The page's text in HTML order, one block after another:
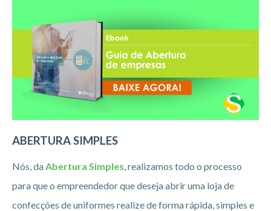
ABERTURA SIMPLES
Nós, da Abertura Simples , realizamos todo o processo
para que o empreendedor que deseja abrir uma loja de
confecções de uniformes realize de forma rápida, simples e